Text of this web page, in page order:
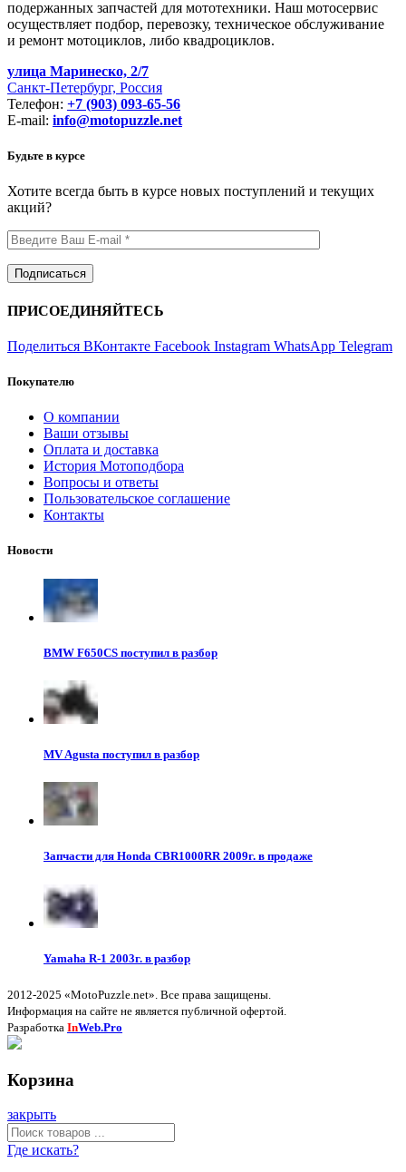
подержанных запчастей для мототехники. Наш мотосервис
осуществляет подбор, перевозку, техническое обслуживание
и ремонт мотоциклов, либо квадроциклов.
улица Маринеско, 2/7
Санкт-Петербург, Россия
Телефон: +7 (903) 093-65-56
E-mail: info@motopuzzle.net
Будьте в курсе
Хотите всегда быть в курсе новых поступлений и текущих
акций?
ПРИСОЕДИНЯЙТЕСЬ
Поделиться ВКонтакте Facebook Instagram WhatsApp Telegram
Покупателю
О компании
Ваши отзывы
Оплата и доставка
История Мотоподбора
Вопросы и ответы
Пользовательское соглашение
Контакты
Новости
BMW F650CS поступил в разбор
MV Agusta поступил в разбор
Запчасти для Honda CBR1000RR 2009г. в продаже
Yamaha R-1 2003г. в разбор
2012-2025 «MotoPuzzle.net». Все права защищены.
Информация на сайте не является публичной офертой.
Разработка InWeb.Pro
Корзина
закрыть
Где искать?